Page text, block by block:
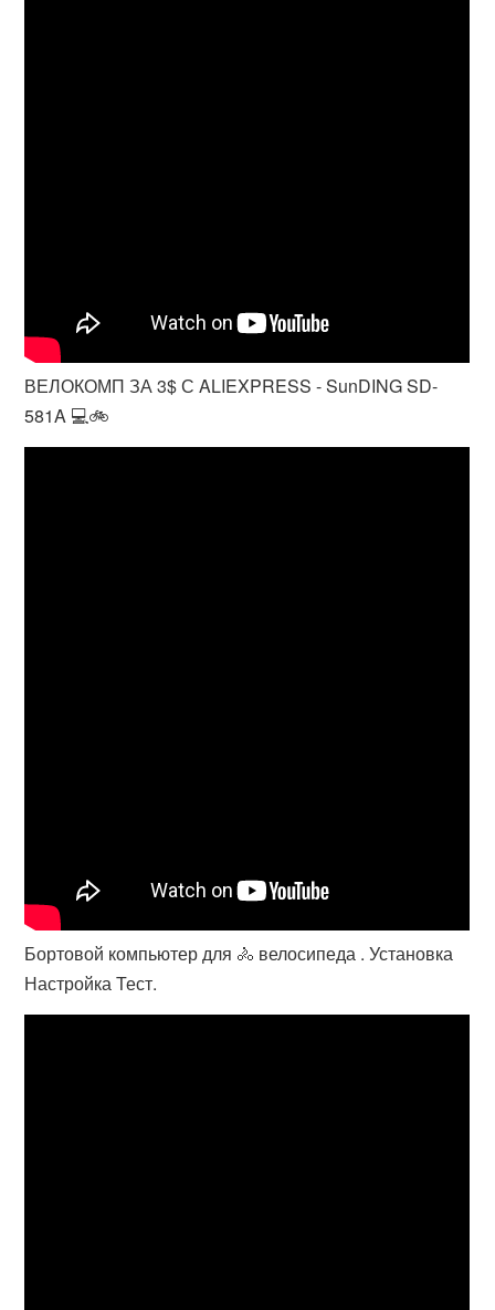
ВЕЛОКОМП ЗА 3$ С ALIEXPRESS - SunDING SD-
581A 💻🚲
Бортовой компьютер для 🚴 велосипеда . Установка
Настройка Тест.